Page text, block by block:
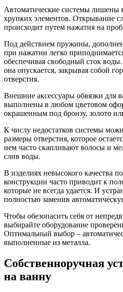
Автоматические системы лишены
хрупких элементов. Открывание
происходит путем нажатия на
Под действием пружины,
при нажатии легко
обеспечивая свободный сток
она опускается, закрывая собой
отверстия.
Внешние аксессуары обвязки для
выполнены в любом цветовом
окрашенным под бронзу, золото
К числу недостатков системы
размеры отверстия, которое
нем часто скапливают волосы и
слив воды.
В изделиях невысокого качества
конструкции часто приводит к
которые не всегда удается. И
полностью заменив
Чтобы обезопасить себя от
выбирайте оборудование
Оптимальный выбор –
выполненные из металла.
Собственноручная
на ванну